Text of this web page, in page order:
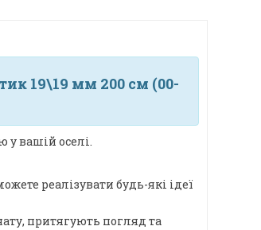
19\19 мм 200 см (00-
у вашій оселі.
реалізувати будь-які ідеї
притягують погляд та